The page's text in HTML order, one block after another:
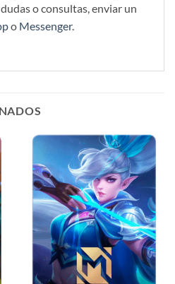
o consultas, enviar un
o Messenger.